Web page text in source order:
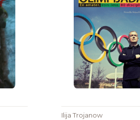
Ilija Trojanow